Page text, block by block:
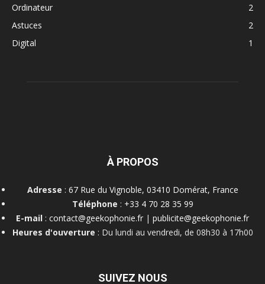
Ordinateur
2
Astuces
2
Digital
1
À PROPOS
Adresse : 67 Rue du Vignoble, 03410 Domérat, France
Téléphone : +33 4 70 28 35 99
E-mail : contact@geekophonie.fr | publicite@geekophonie.fr
Heures d'ouverture : Du lundi au vendredi, de 08h30 à 17h00
SUIVEZ NOUS